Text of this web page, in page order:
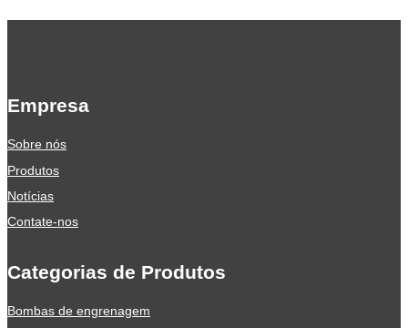
Empresa
Sobre nós
Produtos
Notícias
Contate-nos
Categorias de Produtos
Bombas de engrenagem